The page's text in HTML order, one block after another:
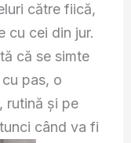
către fiică,
cu cei din jur.
că se simte
pas, o
rutină și pe
când va fi